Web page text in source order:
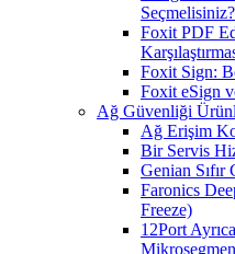
Seçmelisiniz?
Foxit PDF
Foxit Sign:
Foxit eSign
Ağ Güvenliği
Ağ Erişim
Bir Servis
Genian
Faronics
Freeze)
12Port